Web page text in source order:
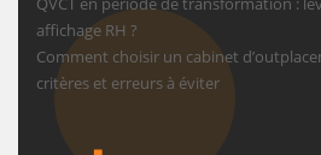
affichage RH ?
Comment choisir un cabinet
critères et erreurs à éviter